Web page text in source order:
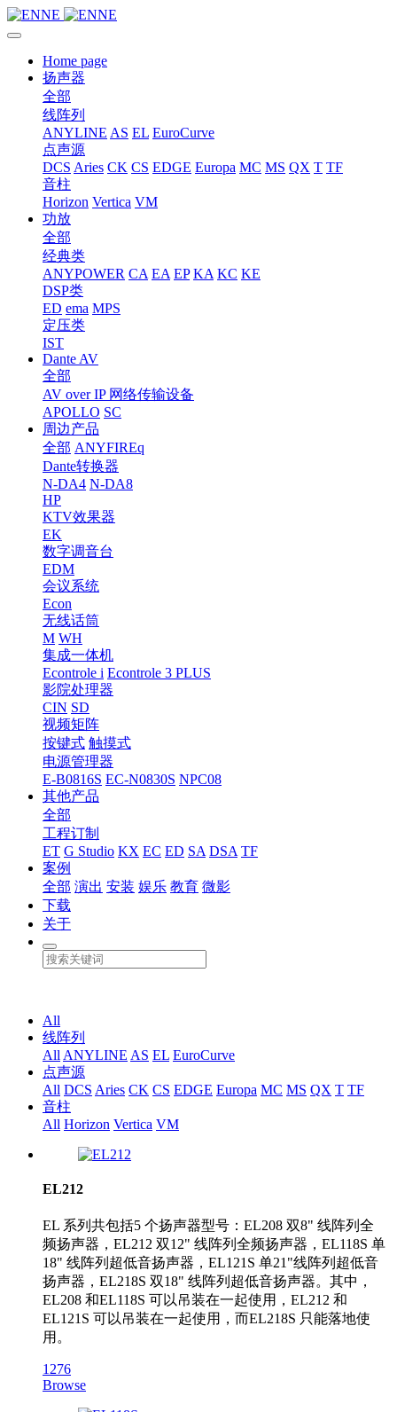
Home page
扬声器
全部
线阵列
ANYLINE AS EL EuroCurve
点声源
DCS Aries CK CS EDGE Europa MC MS QX T TF
音柱
Horizon Vertica VM
功放
全部
经典类
ANYPOWER CA EA EP KA KC KE
DSP类
ED ema MPS
定压类
IST
Dante AV
全部
AV over IP 网络传输设备
APOLLO SC
周边产品
全部 ANYFIREq
Dante转换器
N-DA4 N-DA8
HP
KTV效果器
EK
数字调音台
EDM
会议系统
Econ
无线话筒
M WH
集成一体机
Econtrole i Econtrole 3 PLUS
影院处理器
CIN SD
视频矩阵
按键式 触摸式
电源管理器
E-B0816S EC-N0830S NPC08
其他产品
全部
工程订制
ET G Studio KX EC ED SA DSA TF
案例
全部 演出 安装 娱乐 教育 微影
下载
关于
All
线阵列
All ANYLINE AS EL EuroCurve
点声源
All DCS Aries CK CS EDGE Europa MC MS QX T TF
音柱
All Horizon Vertica VM
EL212
EL 系列共包括5 个扬声器型号：EL208 双8" 线阵列全
频扬声器，EL212 双12" 线阵列全频扬声器，EL118S 单
18" 线阵列超低音扬声器，EL121S 单21"线阵列超低音
扬声器，EL218S 双18" 线阵列超低音扬声器。其中，
EL208 和EL118S 可以吊装在一起使用，EL212 和
EL121S 可以吊装在一起使用，而EL218S 只能落地使
用。
1276
Browse